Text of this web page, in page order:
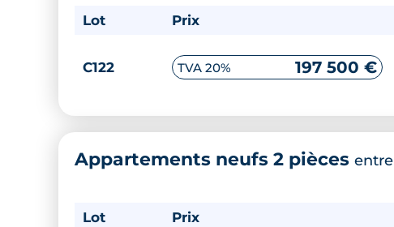
Lot Prix
C122 TVA 20% 197 500 €
Appartements neufs 2 pièces entre
Lot Prix